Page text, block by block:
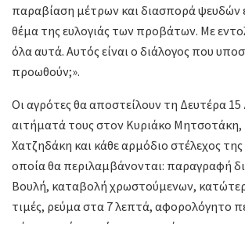
παραβίαση μέτρων και διασπορά ψευδών
θέμα της ευλογιάς των προβάτων. Με
όλα αυτά. Αυτός είναι ο διάλογος που
προωθούν;».
Οι αγρότες θα αποστείλουν τη Δευτέρα
αιτήματά τους στον Κυριάκο
Χατζηδάκη και κάθε αρμόδιο στέλεχος
οποία θα περιλαμβάνονται: παραγραφή
Βουλή, καταβολή χρωστούμενων,
τιμές, ρεύμα στα 7 λεπτά, αφορολόγητο